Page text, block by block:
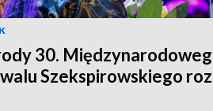
30.
Szekspirowskiego